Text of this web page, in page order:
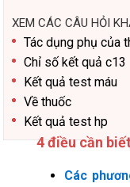
XEM CÁC CÂU HỎI
Tác dụng phụ của
Chỉ số kết quả c13
Kết quả test máu
Về thuốc
Kết quả test hp
4 điều cần
Các